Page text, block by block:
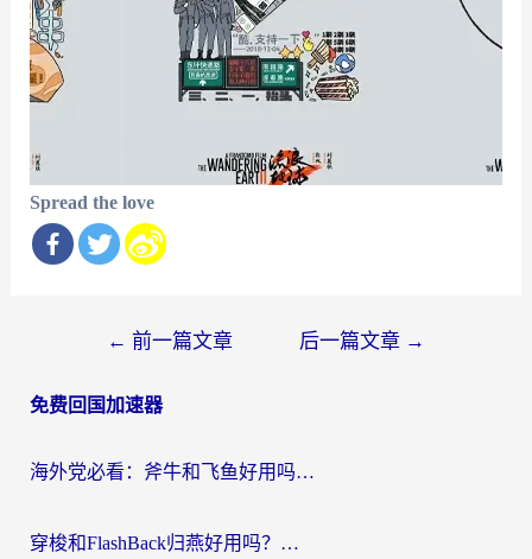
Spread the love
导
← 前一篇文章 后一篇文章 →
免费回国加速器
海外党必看：斧牛和飞鱼好用吗？3步选对回国加速器，无缝刷剧玩国服
穿梭和FlashBack归燕好用吗？海外党亲测3款热门回国加速器，教你选对不踩坑